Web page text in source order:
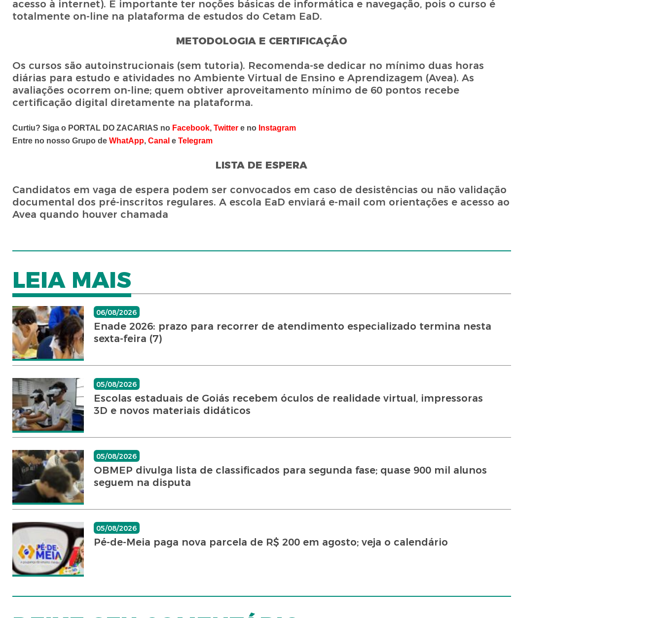
acesso à internet). É importante ter noções básicas de informática e navegação, pois o curso é
totalmente on-line na plataforma de estudos do Cetam EaD.
METODOLOGIA E CERTIFICAÇÃO
Os cursos são autoinstrucionais (sem tutoria). Recomenda-se dedicar no mínimo duas horas
diárias para estudo e atividades no Ambiente Virtual de Ensino e Aprendizagem (Avea). As
avaliações ocorrem on-line; quem obtiver aproveitamento mínimo de 60 pontos recebe
certificação digital diretamente na plataforma.
Curtiu? Siga o PORTAL DO ZACARIAS no Facebook, Twittere no Instagram
Entre no nosso Grupo de WhatApp, Canal e Telegram
LISTA DE ESPERA
Candidatos em vaga de espera podem ser convocados em caso de desistências ou não validação
documental dos pré-inscritos regulares. A escola EaD enviará e-mail com orientações e acesso ao
Avea quando houver chamada
LEIA MAIS
06/08/2026
Enade 2026: prazo para recorrer de atendimento especializado termina nesta
sexta-feira (7)
05/08/2026
Escolas estaduais de Goiás recebem óculos de realidade virtual, impressoras
3D e novos materiais didáticos
05/08/2026
OBMEP divulga lista de classificados para segunda fase; quase 900 mil alunos
seguem na disputa
05/08/2026
Pé-de-Meia paga nova parcela de R$ 200 em agosto; veja o calendário